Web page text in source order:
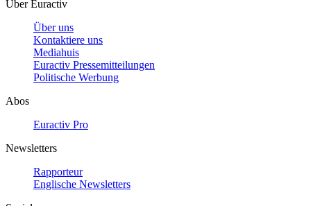
Über Euractiv
Über uns
Kontaktiere uns
Mediahuis
Euractiv Pressemitteilungen
Politische Werbung
Abos
Euractiv Pro
Newsletters
Rapporteur
Englische Newsletters